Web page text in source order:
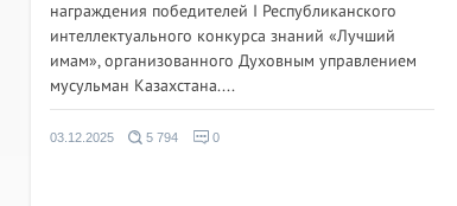
награждения победителей I Республиканского
интеллектуального конкурса знаний «Лучший
имам», организованного Духовным управлением
мусульман Казахстана....
03.12.2025 5 794 0